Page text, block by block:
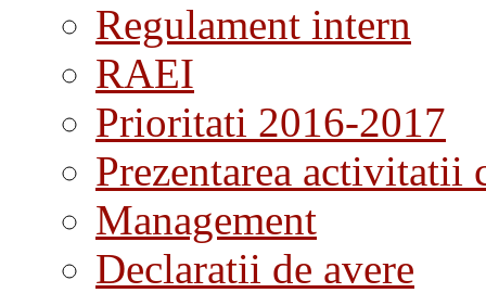
Regulament intern
RAEI
Prioritati 2016-2017
Prezentarea activitatii
Management
Declaratii de avere